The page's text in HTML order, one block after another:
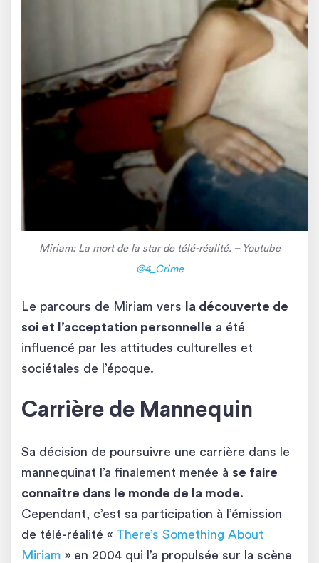
Miriam: La mort de la star de télé-réalité. – Youtube
@4_Crime
Le parcours de Miriam vers
la découverte de
soi et l’acceptation personnelle a été
influencé par les attitudes culturelles et
sociétales de l’époque.
Carrière de Mannequin
Sa décision de poursuivre une carrière dans le
mannequinat l’a finalement menée à se faire
connaître dans le monde de la mode.
Cependant, c’est sa participation à l’émission
de télé-réalité « There’s Something About
Miriam » en 2004 qui l’a propulsée sur la scène